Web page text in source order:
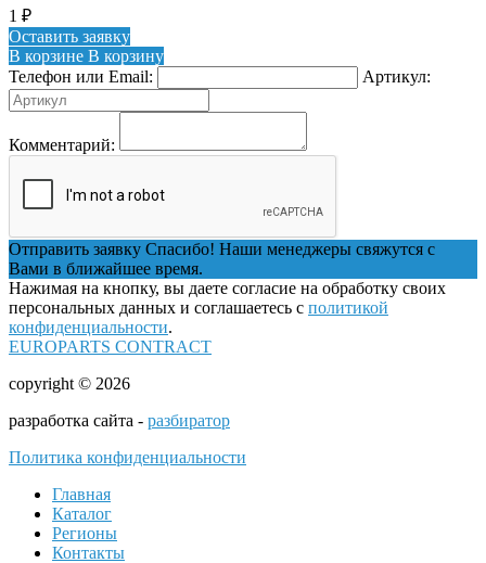
1 ₽
Оставить заявку
В корзине В корзину
Телефон или Email:
Артикул:
Комментарий:
Отправить заявку Спасибо! Наши менеджеры свяжутся с
Вами в ближайшее время.
Нажимая на кнопку, вы даете согласие на обработку своих
персональных данных и соглашаетесь с политикой
конфиденциальности.
EUROPARTS CONTRACT
copyright © 2026
разработка сайта - разбиратор
Политика конфиденциальности
Главная
Каталог
Регионы
Контакты